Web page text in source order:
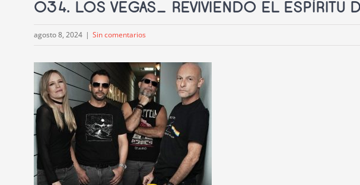
034. LOS VEGAS_ REVIVIENDO EL ESPÍRITU
agosto 8, 2024 | Sin comentarios